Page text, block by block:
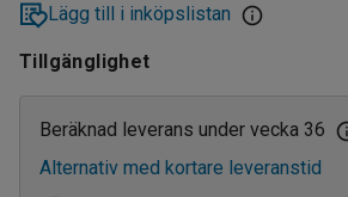
500
600
800
Lägg till i inköpslistan
Tillgänglighet
Beräknad leverans under vecka 36
Alternativ med kortare leveranstid